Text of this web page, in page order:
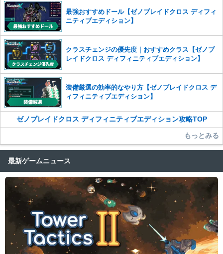
最強おすすめドール【ゼノブレイドクロス ディフィ
ニティブエディション】
クラスチェンジの優先度｜おすすめクラス【ゼノブ
レイドクロス ディフィニティブエディション】
装備厳選の効率的なやり方【ゼノブレイドクロス デ
ィフィニティブエディション】
ゼノブレイドクロス ディフィニティブエディション攻略TOP
もっとみる
最新ゲームニュース